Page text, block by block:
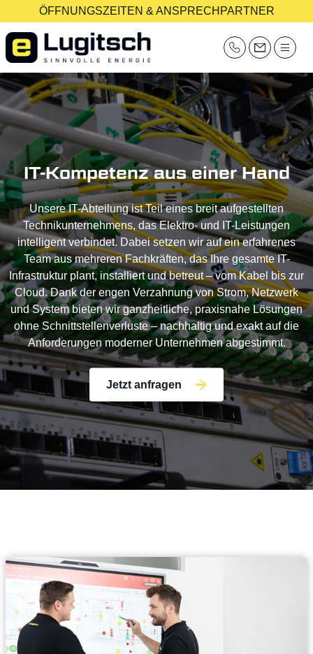
ÖFFNUNGSZEITEN & ANSPRECHPARTNER
IT-Kompetenz aus einer Hand
Unsere IT-Abteilung ist Teil eines breit aufgestellten
Technikunternehmens, das Elektro- und IT-Leistungen
intelligent verbindet. Dabei setzen wir auf ein erfahrenes
Team aus mehreren Fachkräften, das Ihre gesamte IT-
Infrastruktur plant, installiert und betreut – vom Kabel bis zur
Cloud. Dank der engen Verzahnung von Strom, Netzwerk
und System bieten wir ganzheitliche, praxisnahe Lösungen
ohne Schnittstellenverluste – nachhaltig und exakt auf die
Anforderungen moderner Unternehmen abgestimmt.
Jetzt anfragen